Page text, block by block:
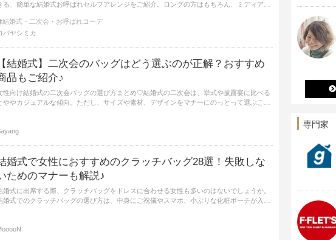
る、簡単な結婚式お呼ばれセルフアレンジをご紹介。ロングの方はもちろん、ミディアム
結婚式・二次会・お呼ばれコーデ
バヤシミカ
結婚式】二次会のバッグはどう選ぶのが正解？おすすめ
品もご紹介♪
性向け結婚式の二次会バッグの選び方まとめ♡結婚式の二次会は、挙式や披露宴に比べる
ややカジュアルな傾向。ただし、サイズや素材、デザインをマナーにのっとって選ぶこと
婚式で女性におすすめのクラッチバッグ28選！失敗しな
ためのマナーも解説♪
婚式に出席する際、クラッチバッグをドレスに合わせる女性も多いのはないでしょうか。
婚式でのクラッチバッグの選び方は、中身にご祝儀やスマホ、小ぶりな化粧ポーチが入る
専門家